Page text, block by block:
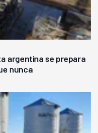
argentina se prepara
nunca